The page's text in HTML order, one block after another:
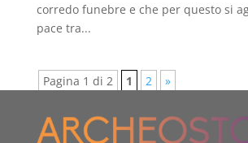
corredo funebre e che per questo si
pace tra...
Pagina 1 di 2 1 2 »